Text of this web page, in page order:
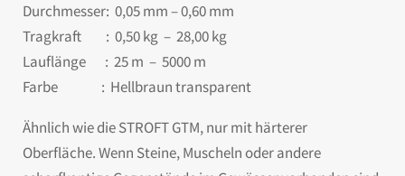
Durchmesser: 0,05 mm – 0,60 mm
Tragkraft : 0,50 kg – 28,00 kg
Lauflänge : 25 m – 5000 m
Farbe : Hellbraun transparent
Ähnlich wie die STROFT GTM, nur mit härterer
Oberfläche. Wenn Steine, Muscheln oder andere